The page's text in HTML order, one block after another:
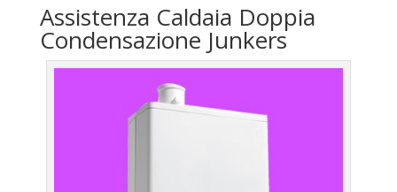
Assistenza Caldaia Doppia
Condensazione Junkers